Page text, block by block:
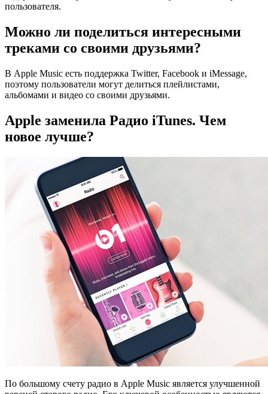
пользователя.
Можно ли поделиться интересными
треками со своими друзьями?
В Apple Music есть поддержка Twitter, Facebook и iMessage,
поэтому пользователи могут делиться плейлистами,
альбомами и видео со своими друзьями.
Apple заменила Радио iTunes. Чем
новое лучше?
По большому счету радио в Apple Music является улучшенной